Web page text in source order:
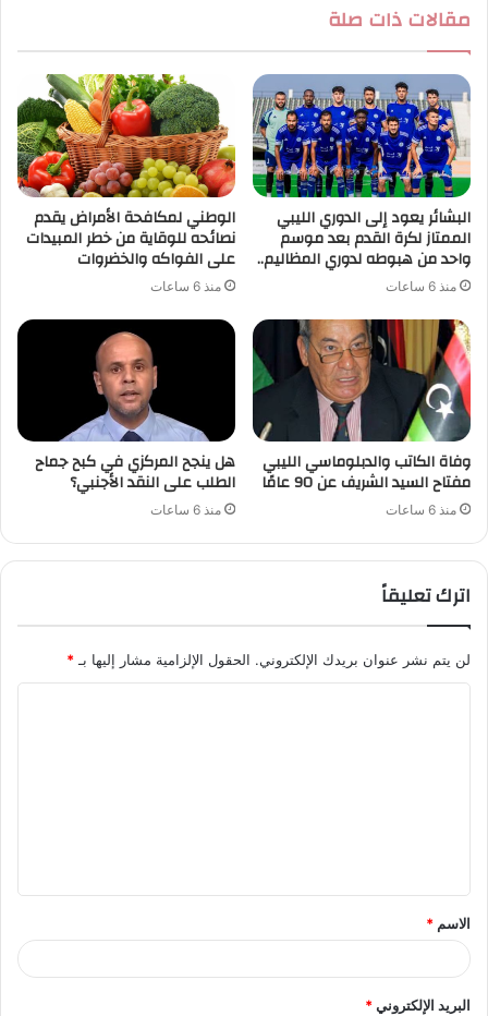
مقالات ذات صلة
البشائر يعود إلى الدوري الليبي
الممتاز لكرة القدم بعد موسم
واحد من هبوطه لدوري المظاليم..
منذ 6 ساعات
الوطني لمكافحة الأمراض يقدم
نصائحه للوقاية من خطر المبيدات
على الفواكه والخضروات
منذ 6 ساعات
وفاة الكاتب والدبلوماسي الليبي
مفتاح السيد الشريف عن 90 عامًا
منذ 6 ساعات
هل ينجح المركزي في كبح جماح
الطلب على النقد الأجنبي؟
منذ 6 ساعات
اترك تعليقاً
لن يتم نشر عنوان بريدك الإلكتروني. الحقول الإلزامية مشار إليها بـ*
ق
*
الاسم *
البريد الإلكتروني*